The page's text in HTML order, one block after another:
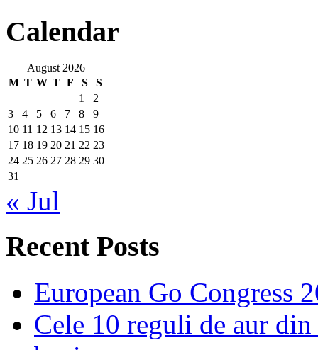
Calendar
August 2026
M T W T F S
S
1
2
3
4 5 6 7 8
9
10 11 12 13 14 15 16
17 18 19 20 21 22 23
24 25 26 27 28 29 30
31
« Jul
Recent Posts
European Go Congress
Cele 10 reguli de aur